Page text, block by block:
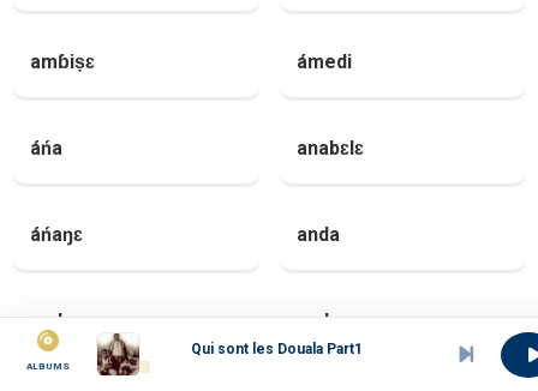
ALBUMS
Qui sont les Douala Part1
amɓiṣɛ ámedi
áńa anabɛlɛ
áńaŋɛ anda
andaŋɛ andea